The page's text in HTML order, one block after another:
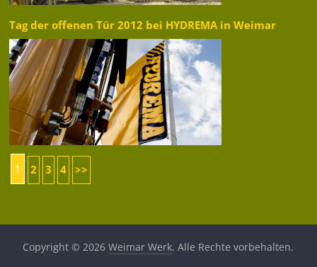
Tag der offenen Tür 2012 bei HYDREMA in Weimar
1 2 3 4 >>
Copyright © 2026Weimar Werk. Alle Rechte vorbehalten.